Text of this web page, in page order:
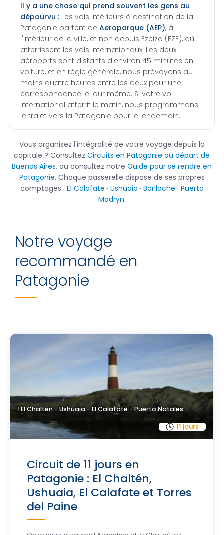
Il y a une chose qui prend souvent les gens au
dépourvu : Les vols intérieurs à destination de la
Patagonie partent de Aeroparque (AEP), à
l'intérieur de la ville, et non depuis Ezeiza (EZE), où
atterrissent les vols internationaux. Les deux
aéroports sont distants d'environ 45 minutes en
voiture, et en règle générale, nous prévoyons au
moins quatre heures entre les deux pour une
correspondance le jour même. Si votre vol
international atterrit le matin, nous programmons
le trajet vers la Patagonie pour le lendemain.
Vous organisez l'intégralité de votre voyage depuis la
capitale ? Consultez Circuits en Patagonie au départ de
Buenos Aires, ou consultez notre Guide pour se rendre en
Patagonie. Chaque passerelle dispose de ses propres
comptages : El Calafate · Ushuaia · Bariloche · Puerto
Madryn.
Notre voyage
recommandé en
Patagonie
11 jours
El Chaltén - Ushuaia - El Calafate - Puerto Natales
Circuit de 11 jours en
Patagonie : El Chaltén,
Ushuaia, El Calafate et Torres
del Paine